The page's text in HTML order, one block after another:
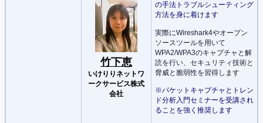
竹下恵
いけりりネットワ
ークサービス株式
会社
の手法トラブルシューティング
方法を身に着けます
実際にWireshark4やオープン
ソースツールを用いて
WPA2/WPA3のキャプチャと解
読を行い、セキュリティ技術と
脅威と脆弱性を習得します
※パケットキャプチャとトレン
ド分析入門セミナーを受講され
ることを強く推奨します